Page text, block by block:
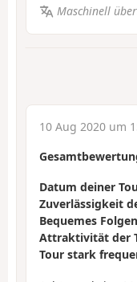
Maschinell
10 Aug 2020 um
Datum deiner
Zuverlässigkeit
Bequemes
Attraktivität der
Tour stark